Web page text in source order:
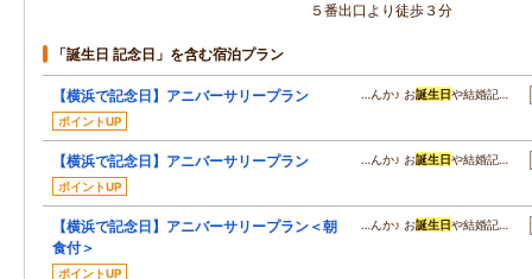
５番出口より徒歩３分
「誕生日 記念日」を含む宿泊プラン
【横浜で記念日】アニバーサリープラン
ポイントUP
…んか♪ お誕生日や結婚記…
【横浜で記念日】アニバーサリープラン
ポイントUP
…んか♪ お誕生日や結婚記…
【横浜で記念日】アニバーサリープラン＜朝
食付＞
ポイントUP
…んか♪ お誕生日や結婚記…